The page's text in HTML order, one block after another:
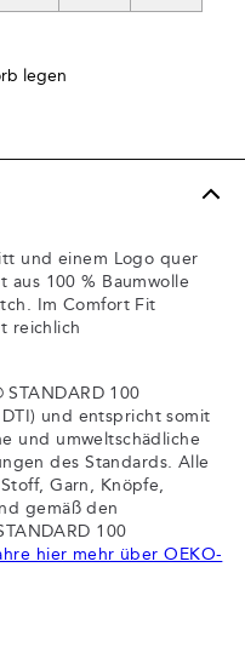
legen
und einem Logo quer
aus 100 % Baumwolle
Im Comfort Fit
reichlich
STANDARD 100
und entspricht somit
und umweltschädliche
des Standards. Alle
Garn, Knöpfe,
gemäß den
100
hier mehr über OEKO-